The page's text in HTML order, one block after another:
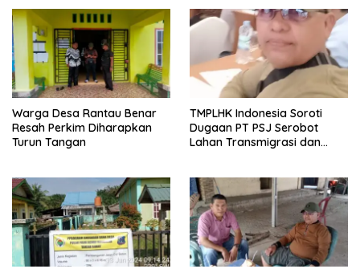
Warga Desa Rantau Benar
Resah Perkim Diharapkan
Turun Tangan
TMPLHK Indonesia Soroti
Dugaan PT PSJ Serobot
Lahan Transmigrasi dan